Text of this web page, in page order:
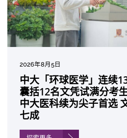
2026年8月5日
中大「环球医学」连续
囊括12名文凭试满分考
中大医科续为尖子首选
七成
2026年7月27日
中大成立崭新 ITECH医
动健康经济分析及价值
探索更多
2026年7月10日
中大研发「AI-OCT」系
肿 假阳性转介个案锐减
候诊症时间
2026年7月10日
中大黄秀娟教授获颁中
「光华工程科技奖」 成
域唯一香港学者
2026年7月7日
中大新设「香港中文大
许公开试状元 鼓励学医
世界 装备21世纪妙手仁
2026年6月29日
中大全新一站式PGT-
传统检测中复杂基因异
工受孕流产及异常妊娠
2026年6月22日
中大发现青光眼治疗新
可恢复七成视力 有助开
法
2026年6月17日
中大成功拆解肝癌免疫
一种免疫细胞具「除废
细胞耐药性
2026年6月10日
中大与多名全球专家共
究 逾半晚期ALK阳性肺
因特定基因异常而引起
「慢性病」 患者可与病共
2026年6月5日
中大教授陈重娥获颁「
奖」 成为本港首名学者
研最高荣誉
2026年6月2日
中大汇聚逾200位区域
保险如何推动全民健康
探索更多
2026年5月19日
中大张源津医生成首位
际泌尿科权威奖项John
奖
2026年5月14日
中大取得「从实验室到
破 初步证实GLP-1药物
复情况